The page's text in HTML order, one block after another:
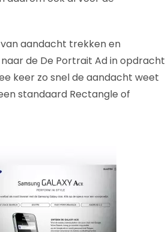
aandacht trekken en
de De Portrait Ad in opdracht
keer zo snel de aandacht weet
standaard Rectangle of